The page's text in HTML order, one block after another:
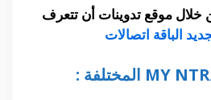
موقع تدوينات أن تتعرف
الباقة اتصالات